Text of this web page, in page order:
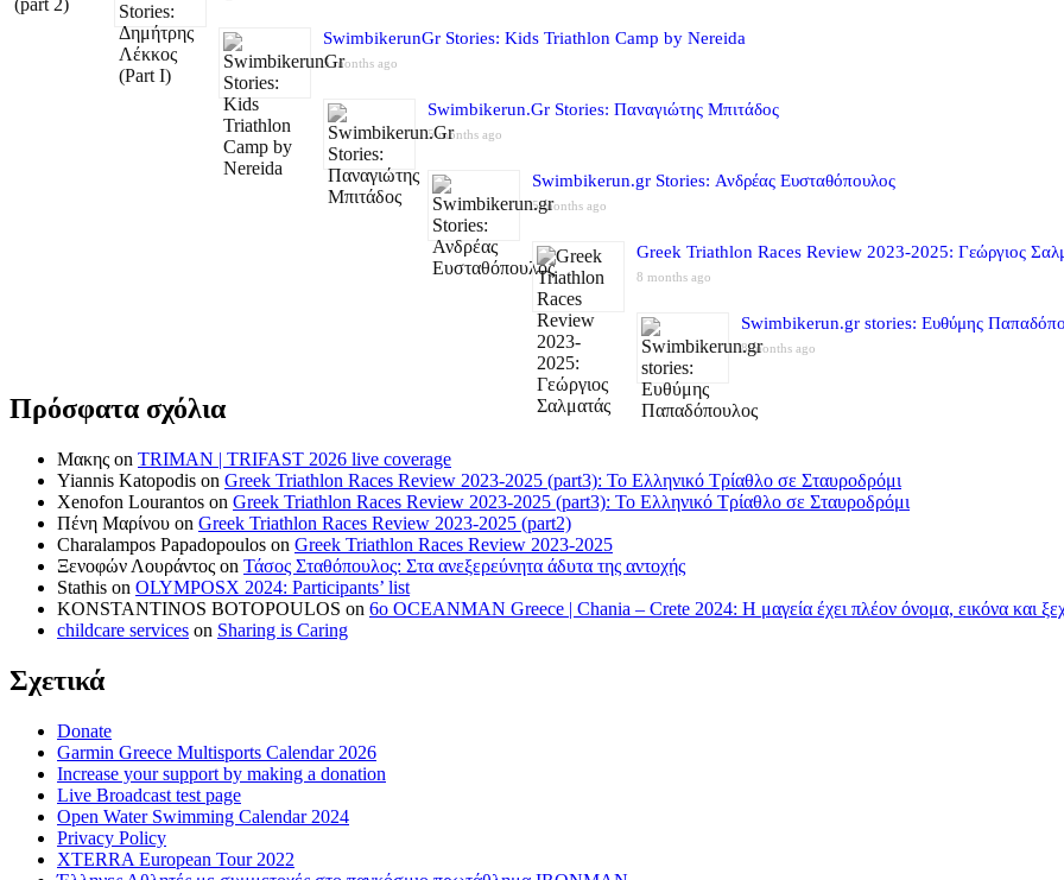
SwimbikerunGr Stories: Kids Triathlon Camp by Nereida
5 months ago
Swimbikerun.Gr Stories: Παναγιώτης Μπιτάδος
5 months ago
Swimbikerun.gr Stories: Ανδρέας Ευσταθόπουλος
5 months ago
Greek Triathlon Races Review 2023-2025: Γεώργιος
8 months ago
Swimbikerun.gr stories: Ευθύμης
8 months ago
Πρόσφατα σχόλια
Μακης on TRIMAN | TRIFAST 2026 live coverage
Yiannis Katopodis on Greek Triathlon Races Review 2023-2025 (part3): Το Ελληνικό Τρίαθλο σε Σταυροδρόμι
Xenofon Lourantos on Greek Triathlon Races Review 2023-2025 (part3): Το Ελληνικό Τρίαθλο σε Σταυροδρόμι
Πένη Μαρίνου on Greek Triathlon Races Review 2023-2025 (part2)
Charalampos Papadopoulos on Greek Triathlon Races Review 2023-2025
Ξενοφών Λουράντος on Τάσος Σταθόπουλος: Στα ανεξερεύνητα άδυτα της αντοχής
Stathis on OLYMPOSX 2024: Participants’ list
KONSTANTINOS BOTOPOULOS on 6ο OCEANMAN Greece | Chania – Crete 2024: Η μαγεία έχει πλέον όνομα, εικόνα και
childcare services on Sharing is Caring
Σχετικά
Donate
Garmin Greece Multisports Calendar 2026
Increase your support by making a donation
Live Broadcast test page
Open Water Swimming Calendar 2024
Privacy Policy
XTERRA European Tour 2022